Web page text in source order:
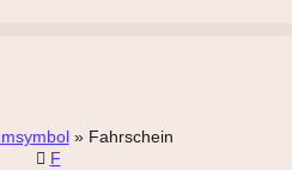
» Fahrschein
F